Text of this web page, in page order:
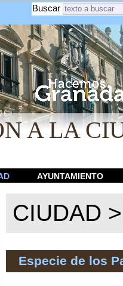
Buscar
A LA
AYUNTAMIENTO
CIUDAD
Especie de los